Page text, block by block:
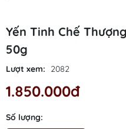
Yến Tinh Chế
50g
Lượt xem: 2082
1.850.000đ
Số lượng: